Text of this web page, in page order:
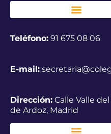
Teléfono: 91 675 08 06
E-mail:
Dirección: Calle Valle
de Ardoz, Madrid